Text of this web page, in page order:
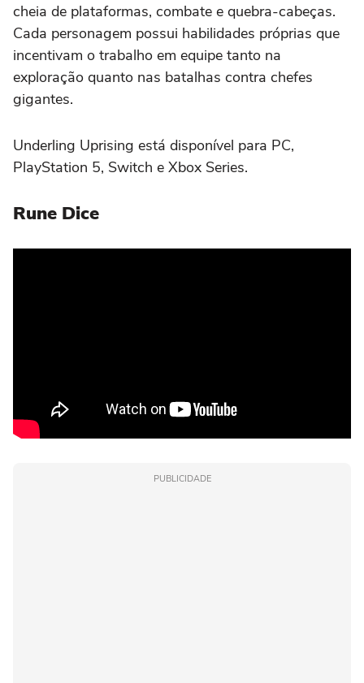
cheia de plataformas, combate e quebra-cabeças.
Cada personagem possui habilidades próprias que
incentivam o trabalho em equipe tanto na
exploração quanto nas batalhas contra chefes
gigantes.
Underling Uprising está disponível para PC,
PlayStation 5, Switch e Xbox Series.
Rune Dice
PUBLICIDADE